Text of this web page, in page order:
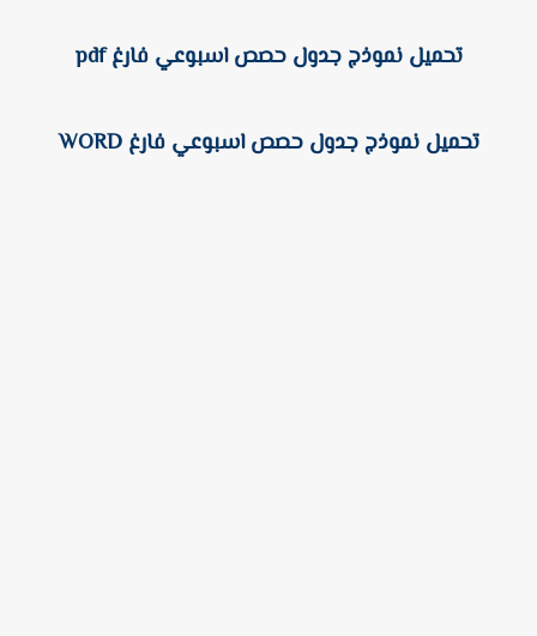
تحميل نموذج جدول حصص اسبوعي فارغ pdf
تحميل نموذج جدول حصص اسبوعي فارغ WORD